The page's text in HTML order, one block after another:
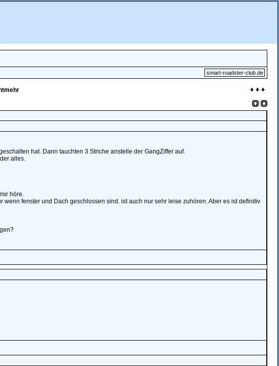
smart-roadster-club.de
hat. Dann tauchten 3 Striche anstelle der GangZiffer auf.
alles.
höre.
fenster und Dach geschlossen sind. ist auch nur sehr leise zuhören. Aber es ist definitiv